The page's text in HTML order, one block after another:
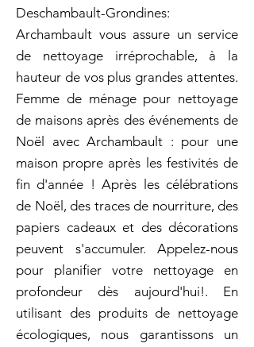
Deschambault-Grondines:
Archambault vous assure un service
de nettoyage irréprochable, à la
hauteur de vos plus grandes attentes.
Femme de ménage pour nettoyage
de maisons après des événements de
Noël avec Archambault : pour une
maison propre après les festivités de
fin d'année ! Après les célébrations
de Noël, des traces de nourriture, des
papiers cadeaux et des décorations
peuvent s'accumuler. Appelez-nous
pour planifier votre nettoyage en
profondeur dès aujourd'hui!. En
utilisant des produits de nettoyage
écologiques, nous garantissons un